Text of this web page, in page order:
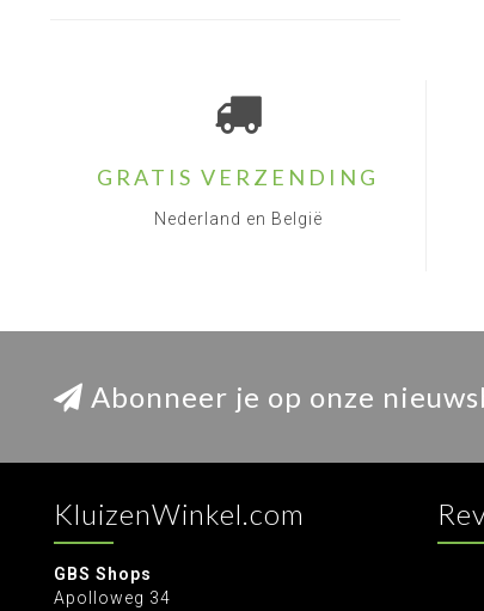
GRATIS VERZENDING
Nederland en België
Abonneer je op onze
KluizenWinkel.com
GBS Shops
Apolloweg 34